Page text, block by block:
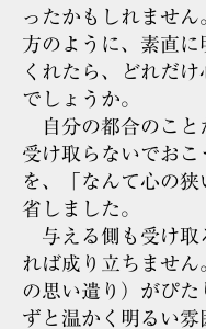
ったかもしれませ
方のように、素直
くれたら、どれだ
でしょうか。
自分の都合のこと
受け取らないでお
を、「なんて心の
省しました。
与える側も受け取
れば成り立ちませ
の思い遣り）がぴ
ずと温かく明るい雰